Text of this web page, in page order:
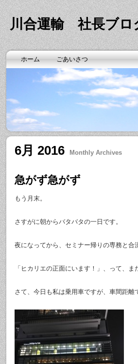
川合運輸 社長ブロ
ホーム ごあいさつ
6月 2016 Monthly Archives
急がず急がず
もう月末。
さすがに朝からバタバタの一日です。
夜になってから、セミナー帰りの専務と
「ヒカリエの正面にいます！」、って、
さて、今日も私は乗用車ですが、車間距